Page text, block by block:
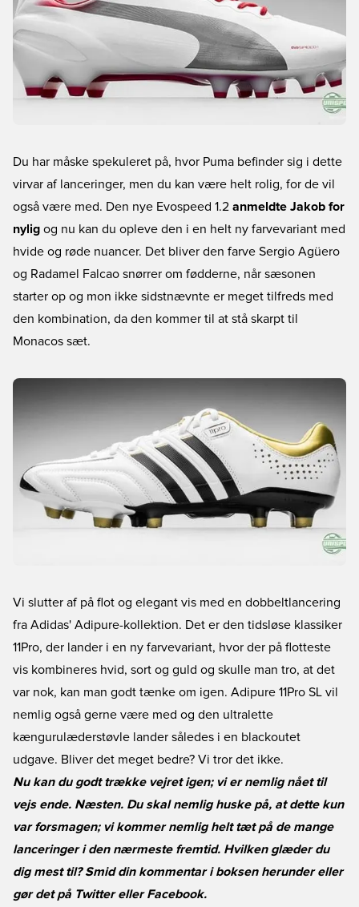
Du har måske spekuleret på, hvor Puma befinder sig i dette
virvar af lanceringer, men du kan være helt rolig, for de vil
også være med. Den nye Evospeed 1.2 anmeldte Jakob for
nylig og nu kan du opleve den i en helt ny farvevariant med
hvide og røde nuancer. Det bliver den farve Sergio Agüero
og Radamel Falcao snørrer om fødderne, når sæsonen
starter op og mon ikke sidstnævnte er meget tilfreds med
den kombination, da den kommer til at stå skarpt til
Monacos sæt.
Vi slutter af på flot og elegant vis med en dobbeltlancering
fra Adidas' Adipure-kollektion. Det er den tidsløse klassiker
11Pro, der lander i en ny farvevariant, hvor der på flotteste
vis kombineres hvid, sort og guld og skulle man tro, at det
var nok, kan man godt tænke om igen. Adipure 11Pro SL vil
nemlig også gerne være med og den ultralette
kængurulæderstøvle lander således i en blackoutet
udgave. Bliver det meget bedre? Vi tror det ikke.
Nu kan du godt trække vejret igen; vi er nemlig nået til
vejs ende. Næsten. Du skal nemlig huske på, at dette kun
var forsmagen; vi kommer nemlig helt tæt på de mange
lanceringer i den nærmeste fremtid. Hvilken glæder du
dig mest til? Smid din kommentar i boksen herunder eller
gør det på TwitterellerFacebook.